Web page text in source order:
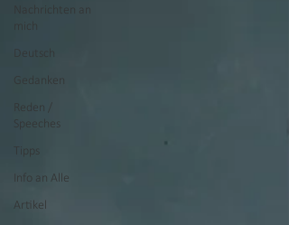
Deutsch
Gedanken
Reden /
Speeches
Tipps
Info an Alle
Artikel